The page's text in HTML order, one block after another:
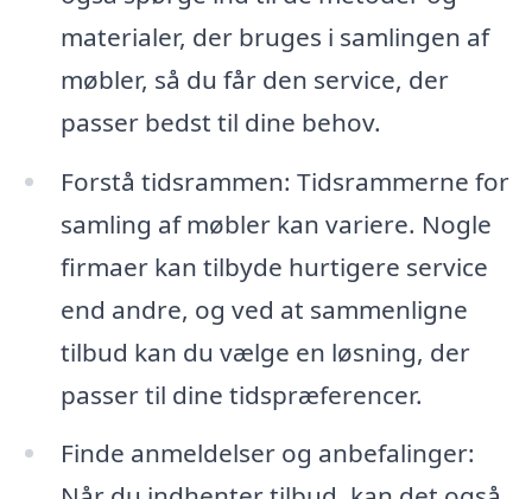
materialer, der bruges i samlingen af
møbler, så du får den service, der
passer bedst til dine behov.
Forstå tidsrammen: Tidsrammerne for
samling af møbler kan variere. Nogle
firmaer kan tilbyde hurtigere service
end andre, og ved at sammenligne
tilbud kan du vælge en løsning, der
passer til dine tidspræferencer.
Finde anmeldelser og anbefalinger: